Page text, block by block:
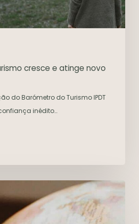
cresce e atinge novo
do Barómetro do Turismo IPDT
inédito…